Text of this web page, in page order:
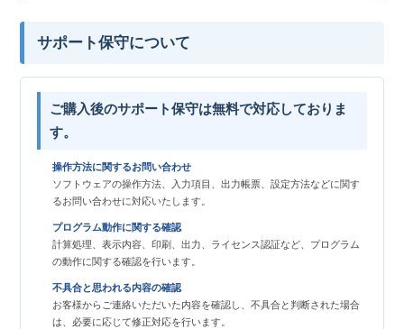
サポート保守について
ご購入後のサポート保守は無料で対応しておりま
す。
操作方法に関するお問い合わせ
ソフトウェアの操作方法、入力項目、出力帳票、設定方法などに関す
るお問い合わせに対応いたします。
プログラム動作に関する確認
計算処理、表示内容、印刷、出力、ライセンス認証など、プログラム
の動作に関する確認を行います。
不具合と思われる内容の確認
お客様からご連絡いただいた内容を確認し、不具合と判断された場合
は、必要に応じて修正対応を行います。